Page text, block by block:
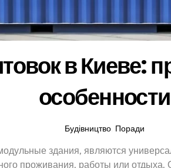
в Киеве:
особенности
Будівництво, Поради
здания, являются
проживания, работы или